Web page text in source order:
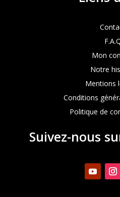
Mon
Notre
Mentions
Conditions
Politique de
Suivez-nous